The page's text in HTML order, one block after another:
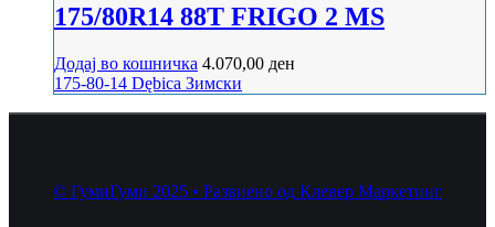
175/80R14 88T FRIGO 2 MS
Додај во кошничка 4.070,00 ден
175-80-14 Dębica Зимски
© ГумиГуми 2025 • Развиено од Клевер Маркетинг